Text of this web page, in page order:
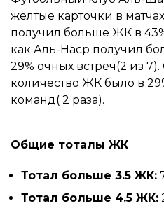
желтые карточки в
получил больше ЖК в
как Аль-Наср получил
29% очных встреч(2 из
количество ЖК было в
команд( 2 раза).
Общие тоталы ЖК
Тотал больше 3.5 ЖК:
Тотал больше 4.5 ЖК: